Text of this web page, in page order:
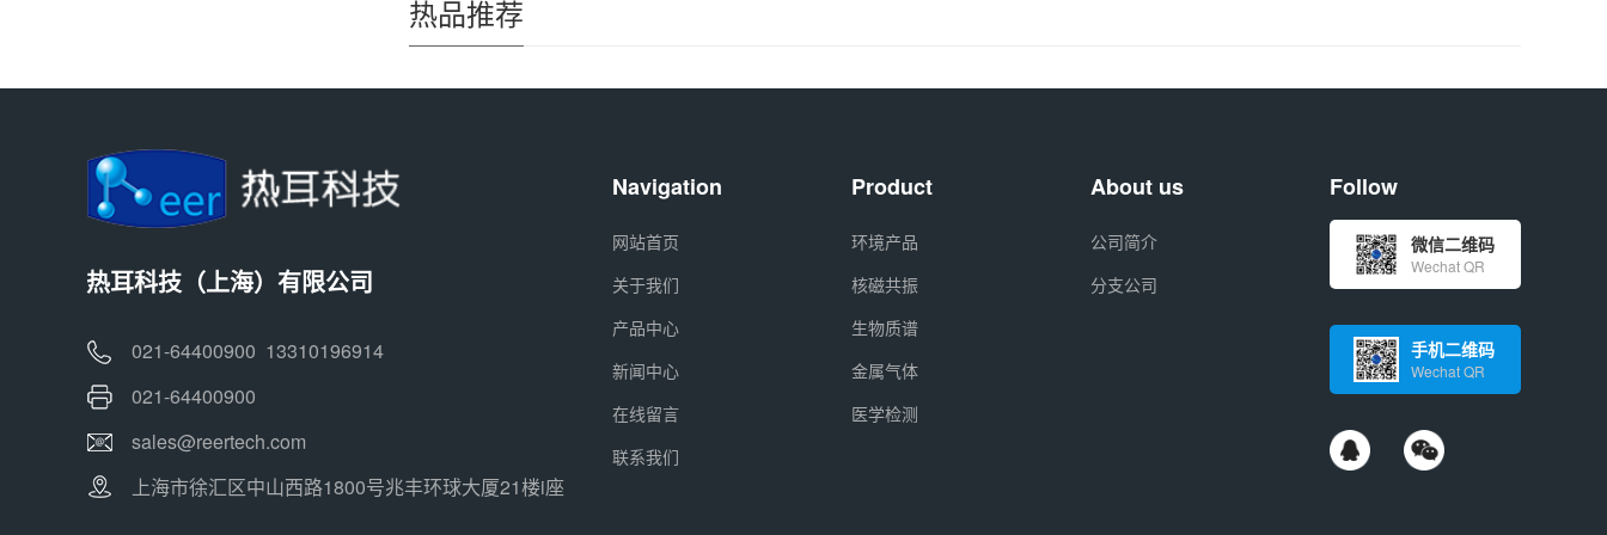
热品推荐
热耳科技（上海）有限公司
021-64400900 13310196914
021-64400900
sales@reertech.com
上海市徐汇区中山西路1800号兆丰环球大厦21楼i座
Navigation
网站首页
关于我们
产品中心
新闻中心
在线留言
联系我们
Product
环境产品
核磁共振
生物质谱
金属气体
医学检测
About us
公司简介
分支公司
Follow
微信二维码
Wechat QR
手机二维码
Wechat QR